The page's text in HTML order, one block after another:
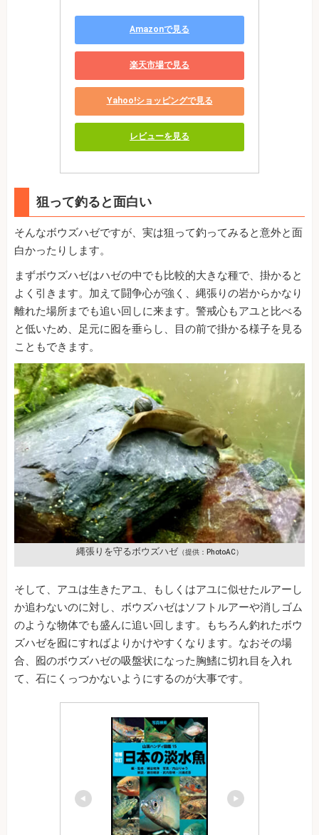
Amazonで見る
楽天市場で見る
Yahoo!ショッピングで見る
レビューを見る
狙って釣ると面白い
そんなボウズハゼですが、実は狙って釣ってみると意外と面
白かったりします。
まずボウズハゼはハゼの中でも比較的大きな種で、掛かると
よく引きます。加えて闘争心が強く、縄張りの岩からかなり
離れた場所までも追い回しに来ます。警戒心もアユと比べる
と低いため、足元に囮を垂らし、目の前で掛かる様子を見る
こともできます。
縄張りを守るボウズハゼ （提供：PhotoAC）
そして、アユは生きたアユ、もしくはアユに似せたルアーし
か追わないのに対し、ボウズハゼはソフトルアーや消しゴム
のような物体でも盛んに追い回します。もちろん釣れたボウ
ズハゼを囮にすればよりかけやすくなります。なおその場
合、囮のボウズハゼの吸盤状になった胸鰭に切れ目を入れ
て、石にくっつかないようにするのが大事です。